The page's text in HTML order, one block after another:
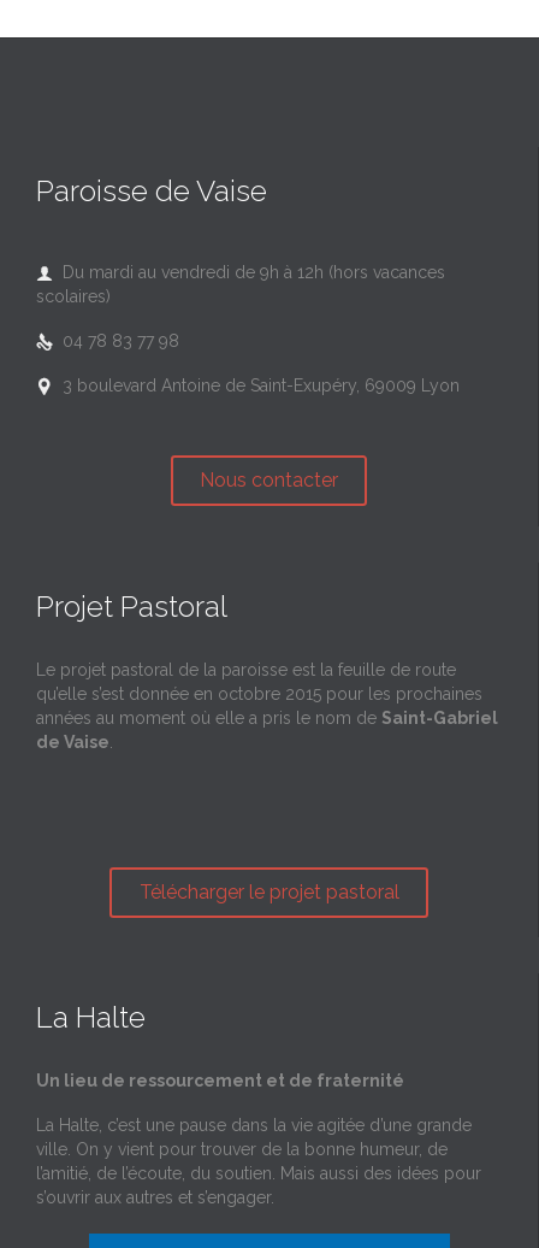
Paroisse de Vaise

Du mardi au vendredi de 9h à 12h (hors vacances
scolaires)
 04 78 83 77 98
 3 boulevard Antoine de Saint-Exupéry, 69009 Lyon
Nous contacter
Projet Pastoral
Le projet pastoral de la paroisse est la feuille de route
qu’elle s’est donnée en octobre 2015 pour les prochaines
années au moment où elle a pris le nom de Saint-Gabriel
de Vaise
Télécharger le projet pastoral
La Halte
Un lieu de ressourcement et de fraternité
La Halte, c’est une pause dans la vie agitée d’une grande
ville. On y vient pour trouver de la bonne humeur, de
l’amitié, de l’écoute, du soutien. Mais aussi des idées pour
s’ouvrir aux autres et s’engager.